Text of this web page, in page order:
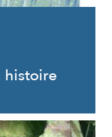
histoire